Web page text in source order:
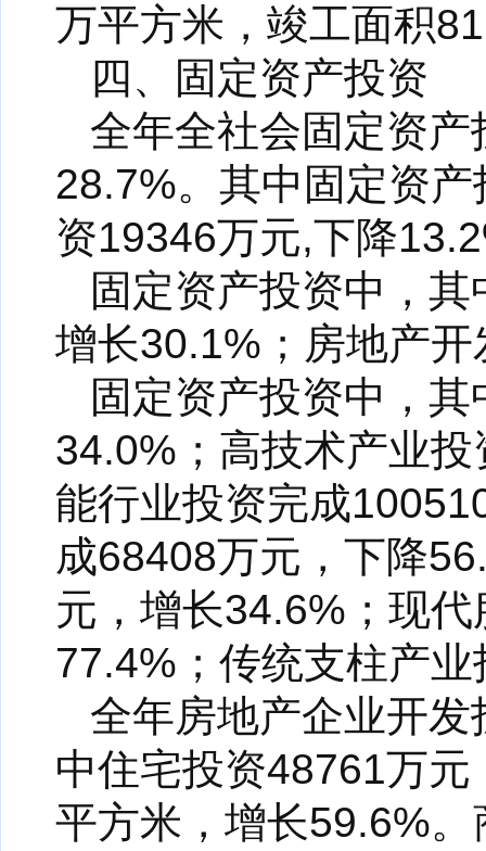
万平方米，竣工面积
四、固定资产投资
全年全社会固定资
28.7%。其中固定资
资19346万元,下降
固定资产投资中，
增长30.1%；房地产
固定资产投资中，
34.0%；高技术产业
能行业投资完成
成68408万元，下降
元，增长34.6%；现
77.4%；传统支柱产
全年房地产企业开
中住宅投资48761万
平方米，增长59.6%